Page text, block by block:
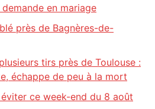
en mariage
près de Bagnères-de-
tirs près de Toulouse :
échappe de peu à la mort
ce week-end du 8 août